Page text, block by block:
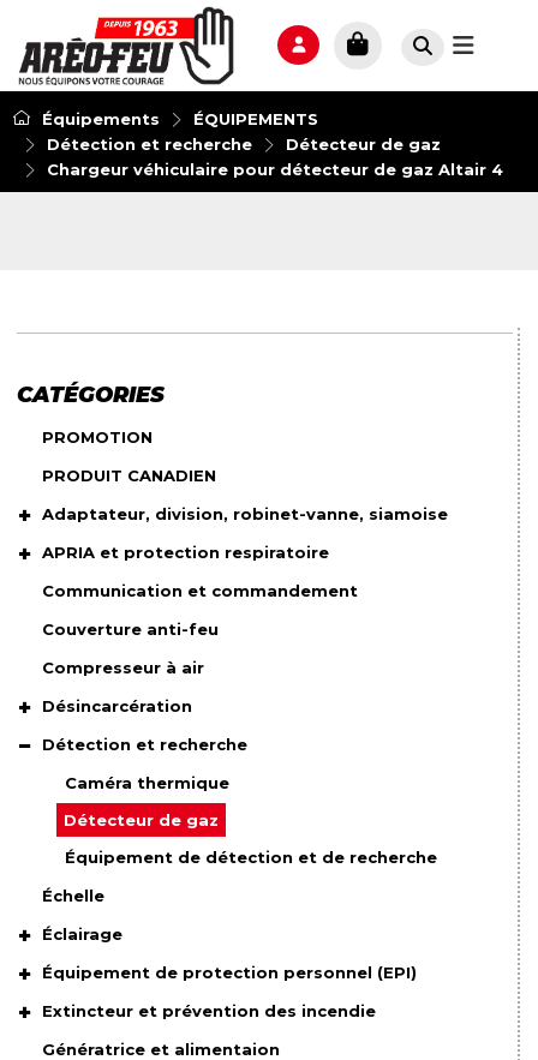
Équipements
ÉQUIPEMENTS
Détection et recherche
Détecteur de gaz
Chargeur véhiculaire pour détecteur de gaz Altair 4
CATÉGORIES
PROMOTION
PRODUIT CANADIEN
Adaptateur, division, robinet-vanne, siamoise
APRIA et protection respiratoire
Communication et commandement
Couverture anti-feu
Compresseur à air
Désincarcération
Détection et recherche
Caméra thermique
Détecteur de gaz
Équipement de détection et de recherche
Échelle
Éclairage
Équipement de protection personnel (EPI)
Extincteur et prévention des incendie
Génératrice et alimentaion